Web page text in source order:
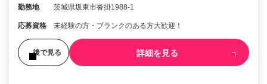
勤務地 茨城県坂東市沓掛1988-1
応募資格 未経験の方・ブランクのある方大歓迎！
後で見る 詳細を見る